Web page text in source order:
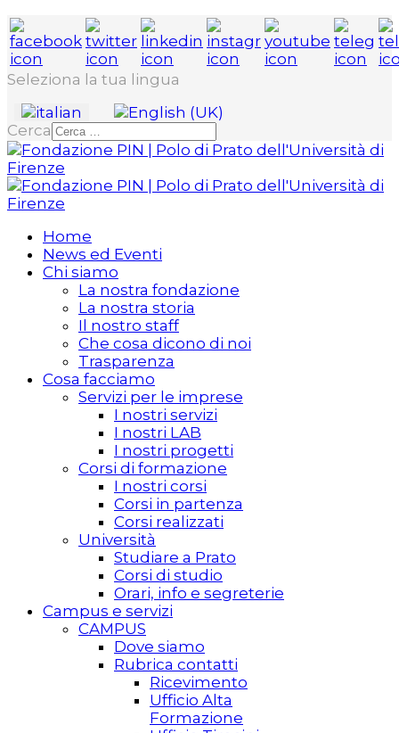
Seleziona la tua lingua
Cerca
Home
News ed Eventi
Chi siamo
La nostra fondazione
La nostra storia
Il nostro staff
Che cosa dicono di noi
Trasparenza
Cosa facciamo
Servizi per le imprese
I nostri servizi
I nostri LAB
I nostri progetti
Corsi di formazione
I nostri corsi
Corsi in partenza
Corsi realizzati
Università
Studiare a Prato
Corsi di studio
Orari, info e segreterie
Campus e servizi
CAMPUS
Dove siamo
Rubrica contatti
Ricevimento
Ufficio Alta
Formazione